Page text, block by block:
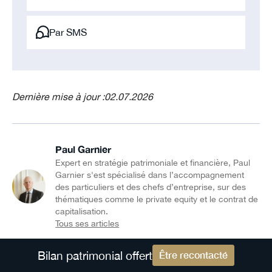
Par SMS
Dernière mise à jour :02.07.2026
Paul Garnier
Expert en stratégie patrimoniale et financière, Paul
Garnier s'est spécialisé dans l’accompagnement
des particuliers et des chefs d’entreprise, sur des
thématiques comme le private equity et le contrat de
capitalisation.
Tous ses articles
Partager le guide
Bilan patrimonial offert Être recontacté